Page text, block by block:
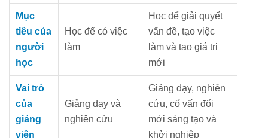
Mục
tiêu của
người
học
Học để có việc
làm
Học để giải quyết
vấn đề, tạo việc
làm và tạo giá trị
mới
Vai trò
của
giảng
viên
Giảng dạy và
nghiên cứu
Giảng dạy, nghiên
cứu, cố vấn đổi
mới sáng tạo và
khởi nghiệp